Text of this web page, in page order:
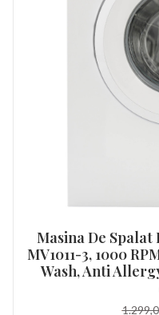
Masina De Spalat
MV1011-3, 1000
Wash, Anti